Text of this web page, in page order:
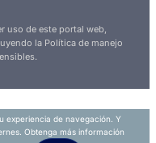
uso de este portal web,
la Política de manejo
experiencia de navegación. Y
Obtenga más información